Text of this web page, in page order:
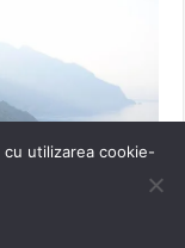
utilizarea cookie-